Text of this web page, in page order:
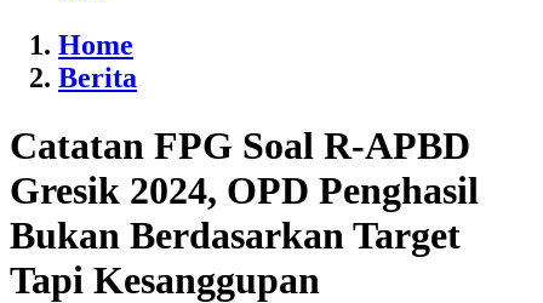
Home
Berita
Catatan FPG Soal R-APBD
Gresik 2024, OPD Penghasil
Bukan Berdasarkan Target
Tapi Kesanggupan